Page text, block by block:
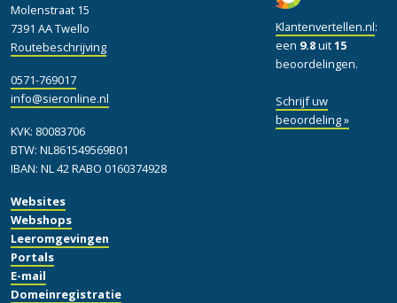
Websites
Webshops
Leeromgevingen
Portals
E-mail
Domeinregistratie
Klantenvertellen.nl:
een 9.8uit15
beoordelingen.
Schrijf uw
beoordeling »
Molenstraat 15
7391 AA Twello
Routebeschrijving
0571-769017
info@sieronline.nl
KVK: 80083706
BTW: NL861549569B01
IBAN: NL 42 RABO 0160374928